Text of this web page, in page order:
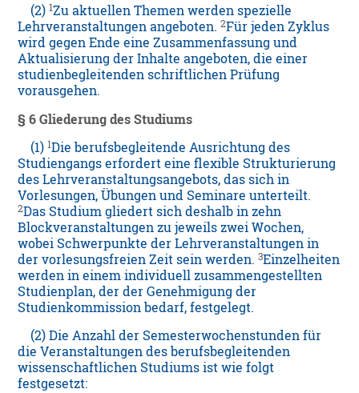
(2)1Zu aktuellen Themen werden spezielle
Lehrveranstaltungen angeboten.2Für jeden Zyklus
wird gegen Ende eine Zusammenfassung und
Aktualisierung der Inhalte angeboten, die einer
studienbegleitenden schriftlichen Prüfung
vorausgehen.
§ 6 Gliederung des Studiums
(1)1Die berufsbegleitende Ausrichtung des
Studiengangs erfordert eine flexible Strukturierung
des Lehrveranstaltungsangebots, das sich in
Vorlesungen, Übungen und Seminare unterteilt.
2Das Studium gliedert sich deshalb in zehn
Blockveranstaltungen zu jeweils zwei Wochen,
wobei Schwerpunkte der Lehrveranstaltungen in
der vorlesungsfreien Zeit sein werden.3Einzelheiten
werden in einem individuell zusammengestellten
Studienplan, der der Genehmigung der
Studienkommission bedarf, festgelegt.
(2) Die Anzahl der Semesterwochenstunden für
die Veranstaltungen des berufsbegleitenden
wissenschaftlichen Studiums ist wie folgt
festgesetzt: